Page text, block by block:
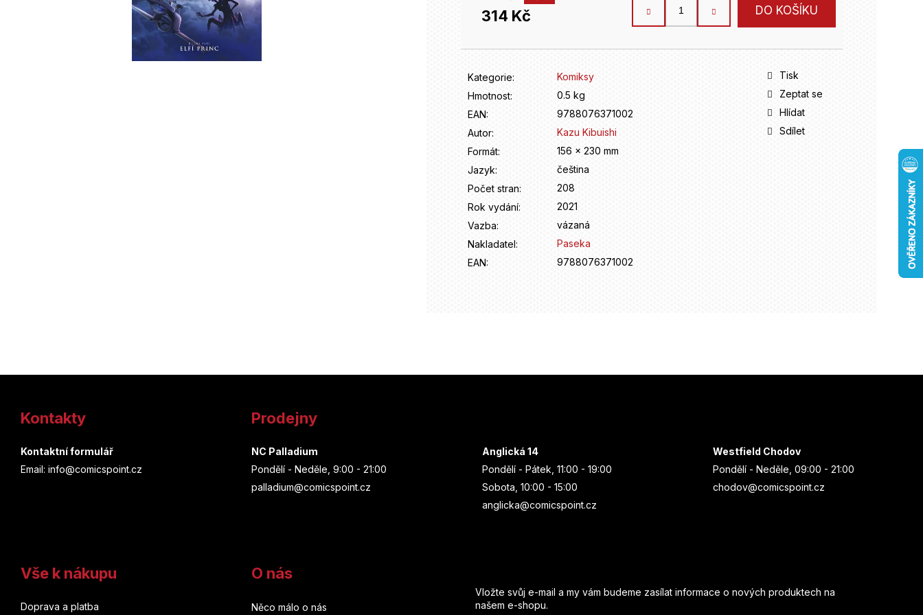
314 Kč
Měrná
DO KOŠÍKU
Kategorie:
Komiksy
Hmotnost:
0.5 kg
EAN:
9788076371002
Autor:
Kazu Kibuishi
Formát:
156 x 230 mm
Jazyk:
čeština
Počet stran:
208
Rok vydání:
2021
Vazba:
vázaná
Nakladatel:
Paseka
EAN: 9788076371002
Tisk
Zeptat se
Hlídat
Sdílet
Kontakty
Kontaktní formulář
Email: info@comicspoint.cz
Prodejny
NC Palladium
Pondělí - Neděle, 9:00 - 21:00
palladium@comicspoint.cz
Anglická 14
Pondělí - Pátek, 11:00 - 19:00
Sobota, 10:00 - 15:00
anglicka@comicspoint.cz
Westfield Chodov
Pondělí - Neděle, 09:00 - 21:00
chodov@comicspoint.cz
Vše k nákupu
Doprava a platba
O nás
Něco málo o nás
Vložte svůj e-mail a my vám budeme zasílat informace o nových produktech na
našem e-shopu.